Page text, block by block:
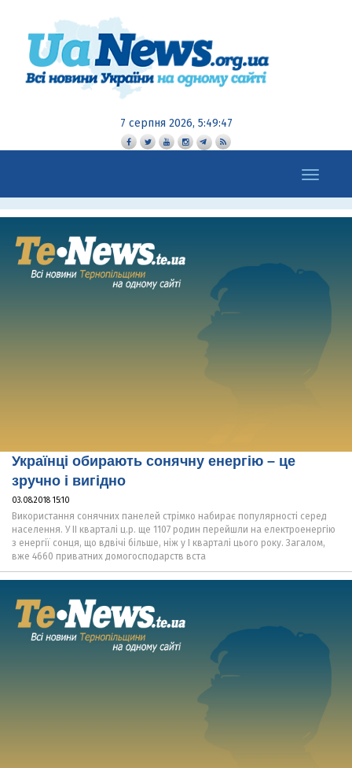
7 серпня 2026, 5:49:48
Toggle
navigation
Українці обирають сонячну енергію – це
зручно і вигідно
03.08.2018 15:10
Використання сонячних панелей стрімко набирає популярності серед
населення. У II кварталі ц.р. ще 1107 родин перейшли на електроенергію
з енергії сонця, що вдвічі більше, ніж у I кварталі цього року. Загалом,
вже 4660 приватних домогосподарств вста